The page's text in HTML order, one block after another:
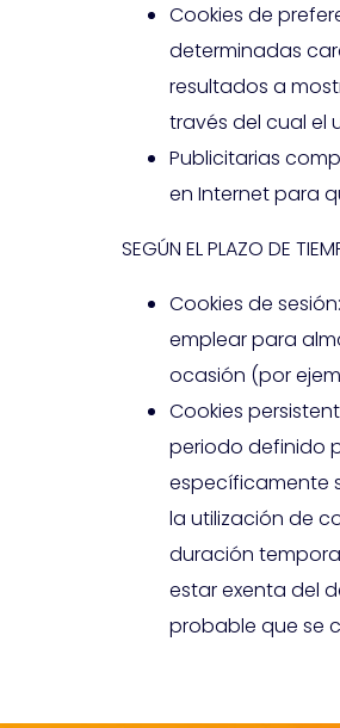
Cookies de
determinadas
resultados a
través del cual el
Publicitarias
en Internet para
SEGÚN EL PLAZO DE
Cookies de
emplear para
ocasión (por
Cookies
periodo definido
específicamente
la utilización de
duración
estar exenta del
probable que se